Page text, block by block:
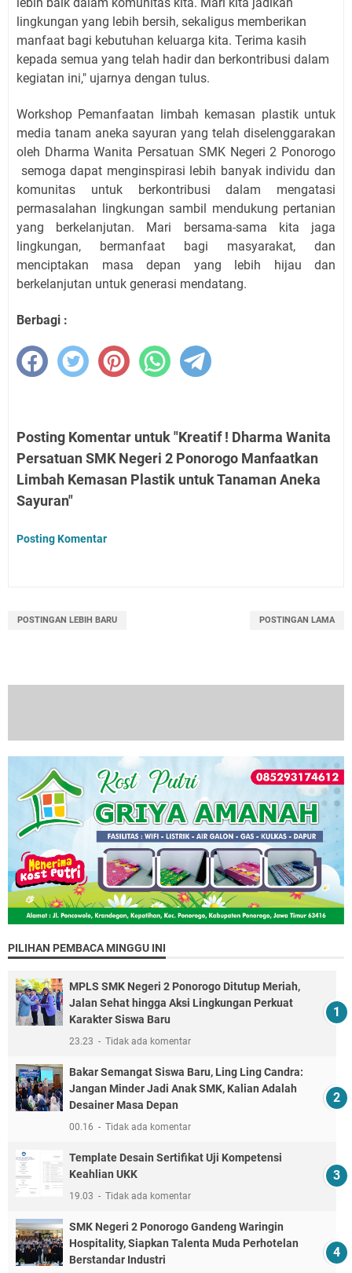
lingkungan yang lebih bersih, sekaligus memberikan
manfaat bagi kebutuhan keluarga kita. Terima kasih
kepada semua yang telah hadir dan berkontribusi dalam
kegiatan ini," ujarnya dengan tulus.
Workshop Pemanfaatan limbah kemasan plastik untuk
media tanam aneka sayuran yang telah diselenggarakan
oleh Dharma Wanita Persatuan SMK Negeri 2 Ponorogo
semoga dapat menginspirasi lebih banyak individu dan
komunitas untuk berkontribusi dalam mengatasi
permasalahan lingkungan sambil mendukung pertanian
yang berkelanjutan. Mari bersama-sama kita jaga
lingkungan, bermanfaat bagi masyarakat, dan
menciptakan masa depan yang lebih hijau dan
berkelanjutan untuk generasi mendatang.
Berbagi :
Posting Komentar untuk "Kreatif ! Dharma Wanita
Persatuan SMK Negeri 2 Ponorogo Manfaatkan
Limbah Kemasan Plastik untuk Tanaman Aneka
Sayuran"
Posting Komentar
POSTINGAN LEBIH BARU POSTINGAN LAMA
PILIHAN PEMBACA MINGGU INI
MPLS SMK Negeri 2 Ponorogo Ditutup Meriah,
Jalan Sehat hingga Aksi Lingkungan Perkuat
Karakter Siswa Baru
23.23 Tidak ada komentar
Bakar Semangat Siswa Baru, Ling Ling Candra:
Jangan Minder Jadi Anak SMK, Kalian Adalah
Desainer Masa Depan
00.16 Tidak ada komentar
Template Desain Sertifikat Uji Kompetensi
Keahlian UKK
19.03 Tidak ada komentar
SMK Negeri 2 Ponorogo Gandeng Waringin
Hospitality, Siapkan Talenta Muda Perhotelan
Berstandar Industri